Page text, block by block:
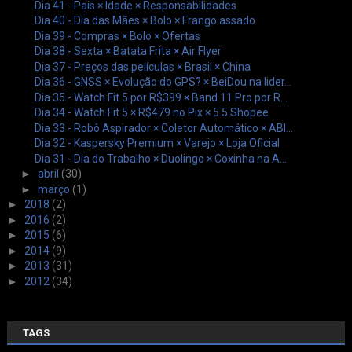
Dia 41 - Pais × Idade × Responsabilidades
Dia 40 - Dia das Mães × Bolo × Frango assado
Dia 39 - Compras × Bolo × Ofertas
Dia 38 - Sexta × Batata Frita × Air Flyer
Dia 37 - Preços das películas × Brasil × China
Dia 36 - GNSS × Evolução do GPS? × BeiDou na lider...
Dia 35 - Watch Fit 5 por R$399 × Band 11 Pro por R...
Dia 34 - Watch Fit 5 × R$479 no Pix × 5.5 Shopee
Dia 33 - Robô Aspirador × Coletor Automático × ABI...
Dia 32 - Kaspersky Premium × Varejo × Loja Oficial
Dia 31 - Dia do Trabalho × Duolingo × Coxinha na A...
► abril (30)
► março (1)
► 2018 (2)
► 2016 (2)
► 2015 (6)
► 2014(9)
► 2013 (31)
► 2012 (34)
TAGS